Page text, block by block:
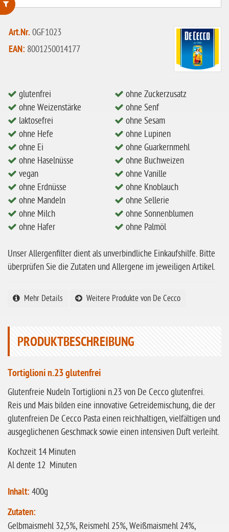
ohne Weizenstärke
laktosefrei
ohne Soja
ohne Haselnüsse
Bio
vegan
ohne Erdnüsse
eiweißarm / PKU
ohne Mandeln
ohne Milch
ohne Hafer
ohne Zuckerzusatz
ohne Mais
ohne Sesam
ohne Guarkernmehl
ohne Buchweizen
ohne Vanille
ohne Knoblauch
ohne Sellerie
glutenfrei
ohne
Sonnenblumen
ohne Palmöl
Art.Nr.0GF1023
EAN: 8001250014177
glutenfrei
ohne Weizenstärke
laktosefrei
ohne Hefe
ohne Ei
ohne Haselnüsse
vegan
ohne Erdnüsse
ohne Mandeln
ohne Milch
ohne Hafer
ohne Zuckerzusatz
ohne Senf
ohne Sesam
ohne Lupinen
ohne Guarkernmehl
ohne Buchweizen
ohne Vanille
ohne Knoblauch
ohne Sellerie
ohne Sonnenblumen
ohne Palmöl
Unser Allergenfilter dient als unverbindliche Einkaufshilfe. Bitte
überprüfen Sie die Zutaten und Allergene im jeweiligen Artikel.
Mehr Details Weitere Produkte von De Cecco
PRODUKTBESCHREIBUNG
Tortiglioni n.23 glutenfrei
Glutenfreie Nudeln Tortiglioni n.23 von De Cecco glutenfrei.
Reis und Mais bilden eine innovative Getreidemischung, die der
glutenfreien De Cecco Pasta einen reichhaltigen, vielfältigen und
ausgeglichenen Geschmack sowie einen intensiven Duft verleiht.
Kochzeit 14 Minuten
Al dente 12 Minuten
Inhalt: 400g
Zutaten:
Gelbmaismehl 32,5%, Reismehl 25%, Weißmaismehl 24%,